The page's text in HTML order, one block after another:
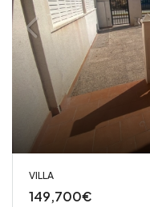
VILLA
149,700€